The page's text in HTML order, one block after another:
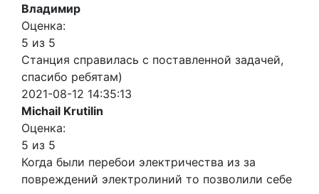
Владимир
Оценка:
5 из 5
Станция справилась с поставленной задачей,
спасибо ребятам)
2021-08-12 14:35:13
Michail Krutilin
Оценка:
5 из 5
Когда были перебои электричества из за
повреждений электролиний то позволили себе